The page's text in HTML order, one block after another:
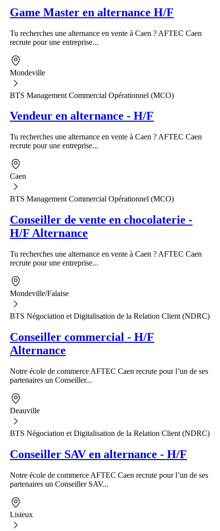
Game Master en alternance H/F
Tu recherches une alternance en vente à Caen ? AFTEC Caen
recrute pour une entreprise...
Mondeville
BTS Management Commercial Opérationnel (MCO)
Vendeur en alternance - H/F
Tu recherches une alternance en vente à Caen ? AFTEC Caen
recrute pour une entreprise...
Caen
BTS Management Commercial Opérationnel (MCO)
Conseiller de vente en chocolaterie -
H/F Alternance
Tu recherches une alternance en vente à Caen ? AFTEC Caen
recrute pour une entreprise...
Mondeville/Falaise
BTS Négociation et Digitalisation de la Relation Client (NDRC)
Conseiller commercial - H/F
Alternance
Notre école de commerce AFTEC Caen recrute pour l’un de ses
partenaires un Conseiller...
Deauville
BTS Négociation et Digitalisation de la Relation Client (NDRC)
Conseiller SAV en alternance - H/F
Notre école de commerce AFTEC Caen recrute pour l’un de ses
partenaires un Conseiller SAV...
Lisieux